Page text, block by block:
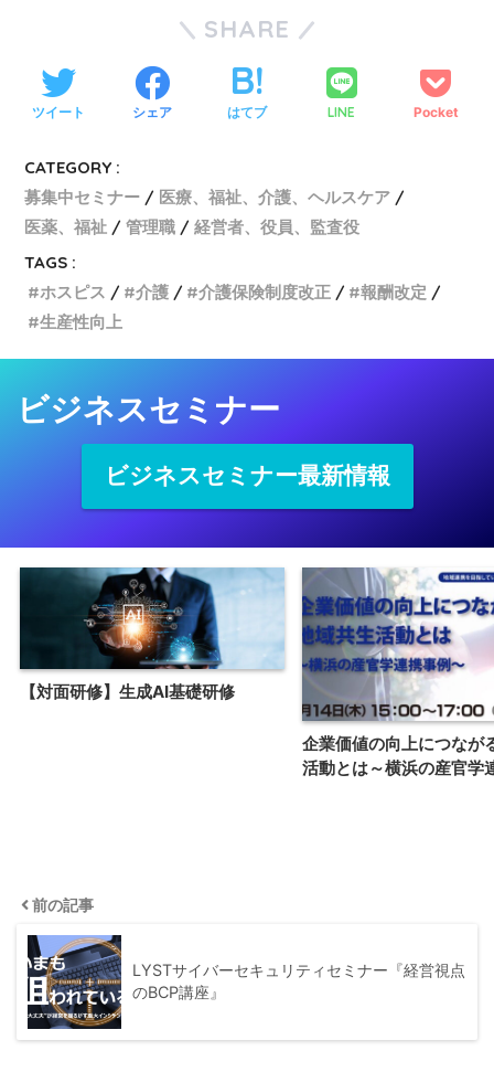
SHARE
ツイート シェア はてブ LINE Pocket
CATEGORY :
募集中セミナー
医療、福祉、介護、ヘルスケア
医薬、福祉
管理職
経営者、役員、監査役
TAGS :
ホスピス
介護 介護保険制度改正
報酬改定
生産性向上
ビジネスセミナー
ビジネスセミナー最新情報
【対面研修】生成AI基礎研修
企業価値の向上につなが
活動とは～横浜の産官学
前の記事
LYSTサイバーセキュリティセミナー『経営視点
のBCP講座』